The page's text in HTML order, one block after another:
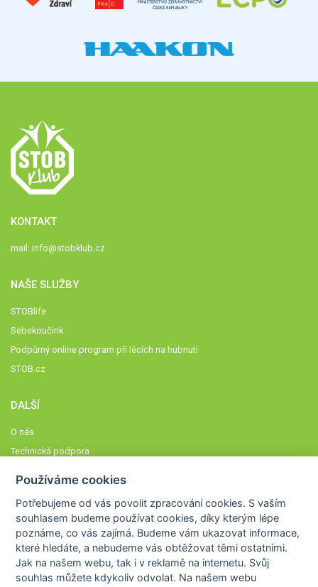
KONTAKT
mail: info@stobklub.cz
NAŠE SLUŽBY
STOBlife
Sebekoučink
Podpůrný online program při lécích na hubnutí
STOB.cz
DALŠÍ
O nás
Technická podpora
Členové STOBklubu
Zásady nakládání s osobními údaji
Otestujte se
Spočítejte si
Používáme cookies
Potřebujeme od vás povolit zpracování cookies. S vaším
souhlasem budeme používat cookies, díky kterým lépe
poznáme,co vás zajímá. Budeme vám ukazovat informace,
které hledáte, a nebudeme vás obtěžovat těmi ostatními.
Jak na našem webu, tak i v reklamě na internetu. Svůj
souhlas můžete kdykoliv odvolat. Na našem webu